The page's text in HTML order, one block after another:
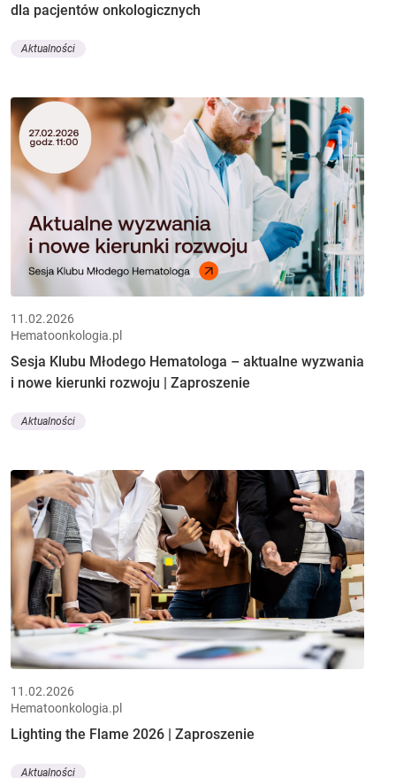
dla pacjentów onkologicznych
Aktualności
11.02.2026
Hematoonkologia.pl
Sesja Klubu Młodego Hematologa – aktualne wyzwania
i nowe kierunki rozwoju | Zaproszenie
Aktualności
11.02.2026
Hematoonkologia.pl
Lighting the Flame 2026 | Zaproszenie
Aktualności